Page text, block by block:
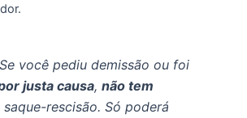
você pediu demissão ou foi
justa causa,não tem
saque-rescisão. Só poderá